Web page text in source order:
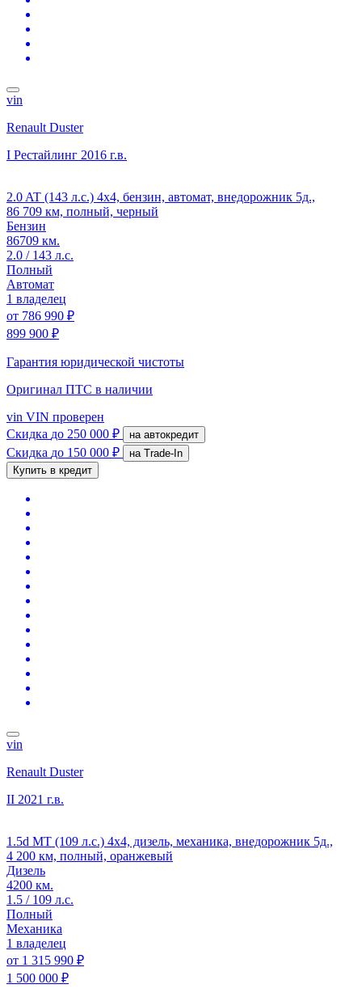
vin
Renault Duster
I Рестайлинг 2016 г.в.
2.0 AT (143 л.с.) 4x4, бензин, автомат, внедорожник 5д.,
86 709 км, полный, черный
Бензин
86709 км.
2.0 / 143 л.с.
Полный
Автомат
1 владелец
от 786 990 ₽
899 900 ₽
Гарантия юридической чистоты
Оригинал ПТС в наличии
vin VIN проверен
Скидка до 250 000 ₽ на автокредит
Скидка до 150 000 ₽
на Trade-In
Купить в кредит
vin
Renault Duster
II 2021 г.в.
1.5d MT (109 л.с.) 4x4, дизель, механика, внедорожник 5д.,
4 200 км, полный, оранжевый
Дизель
4200 км.
1.5 / 109 л.с.
Полный
Механика
1 владелец
от 1 315 990 ₽
1 500 000 ₽